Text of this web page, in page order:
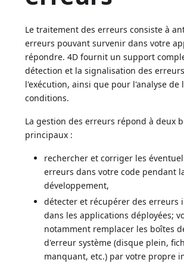
Le traitement des erreurs consiste à
erreurs pouvant survenir dans votre
répondre. 4D fournit un support
détection et la signalisation des
l'exécution, ainsi que pour l'analyse de
conditions.
La gestion des erreurs répond à deux
principaux :
rechercher et corriger les
erreurs dans votre code pendant
développement,
détecter et récupérer des erreurs
dans les applications déployées;
notamment remplacer les boîtes
d'erreur système (disque plein,
manquant, etc.) par votre propre